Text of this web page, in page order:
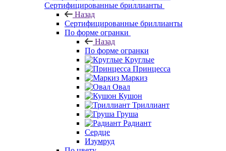
Сертифицированные бриллианты
Назад
Сертифицированные бриллианты
По форме огранки
Назад
По форме огранки
Круглые
Принцесса
Маркиз
Овал
Кушон
Триллиант
Груша
Радиант
Сердце
Изумруд